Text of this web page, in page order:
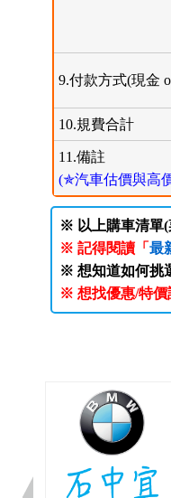
9.付款方式(現金
10.規費合計
11.備註
(✯汽車估價與高
※ 以上購車清單(
※ 記得閱讀「 最
※ 想知道如何挑
※ 想找優惠/特價